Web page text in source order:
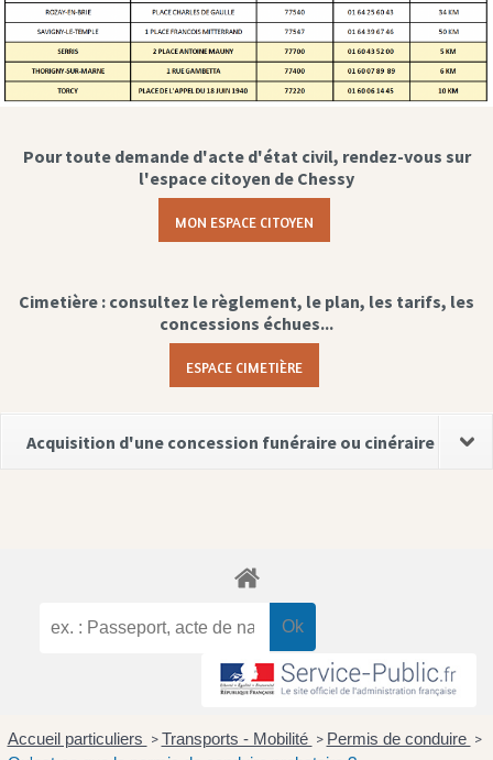
Pour toute demande d'acte d'état civil, rendez-vous sur
l'espace citoyen de Chessy
MON ESPACE CITOYEN
Cimetière : consultez le règlement, le plan, les tarifs, les
concessions échues...
ESPACE CIMETIÈRE
Acquisition d'une concession funéraire ou cinéraire
Accueil particuliers > Transports - Mobilité > Permis de conduire >